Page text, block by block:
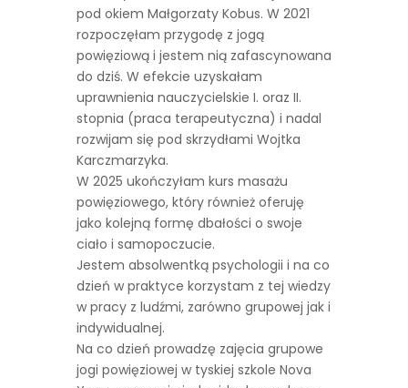
pod okiem Małgorzaty Kobus. W 2021
rozpoczęłam przygodę z jogą
powięziową i jestem nią zafascynowana
do dziś. W efekcie uzyskałam
uprawnienia nauczycielskie I. oraz II.
stopnia (praca terapeutyczna) i nadal
rozwijam się pod skrzydłami Wojtka
Karczmarzyka.
W 2025 ukończyłam kurs masażu
powięziowego, który również oferuję
jako kolejną formę dbałości o swoje
ciało i samopoczucie.
Jestem absolwentką psychologii i na co
dzień w praktyce korzystam z tej wiedzy
w pracy z ludźmi, zarówno grupowej jak i
indywidualnej.
Na co dzień prowadzę zajęcia grupowe
jogi powięziowej w tyskiej szkole Nova